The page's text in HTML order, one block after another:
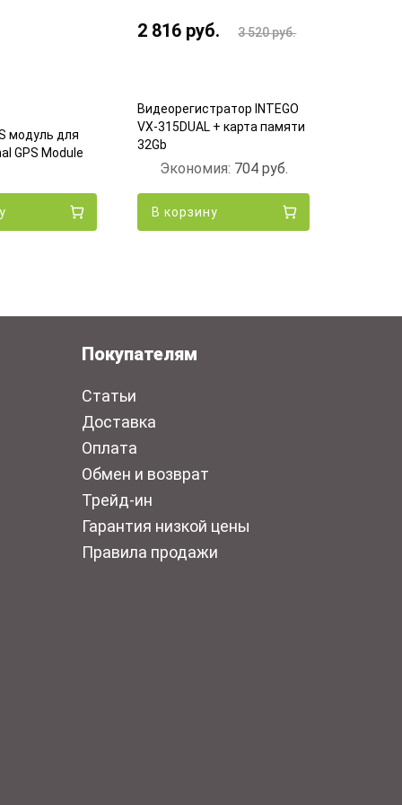
модуль для
GPS Module
2 816 руб. 3 520руб.
Видеорегистратор INTEGO
VX-315DUAL + карта памяти
32Gb
Экономия: 704 руб.
В корзину
Покупателям
Статьи
Доставка
Оплата
Обмен и возврат
Трейд-ин
Гарантия низкой цены
Правила продажи